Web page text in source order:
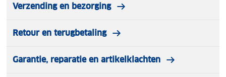
Verzending en bezorging
Retour en terugbetaling
Garantie, reparatie en artikelklachten